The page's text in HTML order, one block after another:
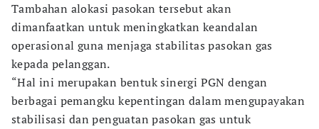
Tambahan alokasi pasokan tersebut akan
dimanfaatkan untuk meningkatkan keandalan
operasional guna menjaga stabilitas pasokan gas
kepada pelanggan.
“Hal ini merupakan bentuk sinergi PGN dengan
berbagai pemangku kepentingan dalam mengupayakan
stabilisasi dan penguatan pasokan gas untuk